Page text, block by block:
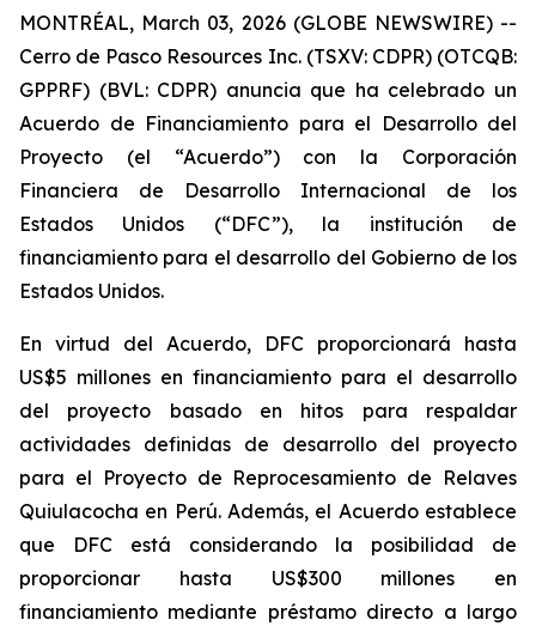
MONTRÉAL, March 03, 2026 (GLOBE NEWSWIRE) --
Cerro de Pasco Resources Inc. (TSXV: CDPR) (OTCQB:
GPPRF) (BVL: CDPR) anuncia que ha celebrado un
Acuerdo de Financiamiento para el Desarrollo del
Proyecto (el “Acuerdo”) con la Corporación
Financiera de Desarrollo Internacional de los
Estados Unidos (“DFC”), la institución de
financiamiento para el desarrollo del Gobierno de los
Estados Unidos.
En virtud del Acuerdo, DFC proporcionará hasta
US$5 millones en financiamiento para el desarrollo
del proyecto basado en hitos para respaldar
actividades definidas de desarrollo del proyecto
para el Proyecto de Reprocesamiento de Relaves
Quiulacocha en Perú. Además, el Acuerdo establece
que DFC está considerando la posibilidad de
proporcionar hasta US$300 millones en
financiamiento mediante préstamo directo a largo